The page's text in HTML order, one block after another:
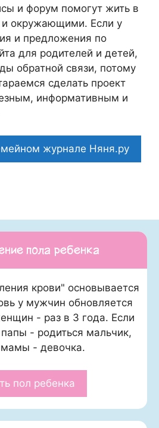
и форум помогут жить в
и окружающими. Если у
и предложения по
для родителей и детей,
обратной связи, потому
сделать проект
информативным и
журнале Няня.ру
пола ребенка
крови" основывается
у мужчин обновляется
- раз в 3 года. Если
- родиться мальчик,
мамы - девочка.
пол ребенка